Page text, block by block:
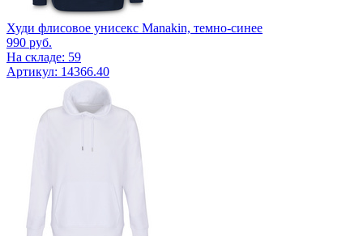
Худи флисовое унисекс Manakin, темно-синее
990 руб.
На складе: 59
Артикул: 14366.40